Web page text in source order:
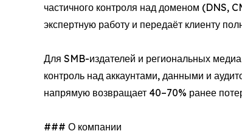
частичного контроля над доменом (DNS,
экспертную работу и передаёт клиенту
Для SMB-издателей и региональных
контроль над аккаунтами, данными и
напрямую возвращает 40–70% ранее
### О компании